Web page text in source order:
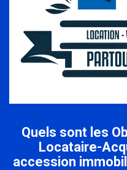
Quels sont les
Locataire-
accession